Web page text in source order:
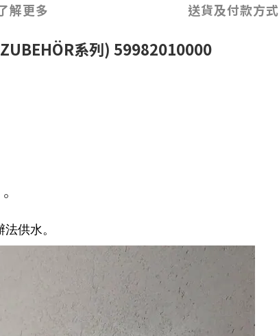
解更多 送貨及付款方式
系列) 59982010000
供水。